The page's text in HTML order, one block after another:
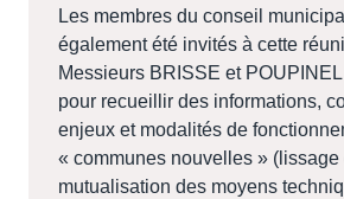
Les membres du conseil
également été invités à cette
Messieurs BRISSE et
pour recueillir des informations,
enjeux et modalités de
« communes nouvelles » (lissage
mutualisation des moyens